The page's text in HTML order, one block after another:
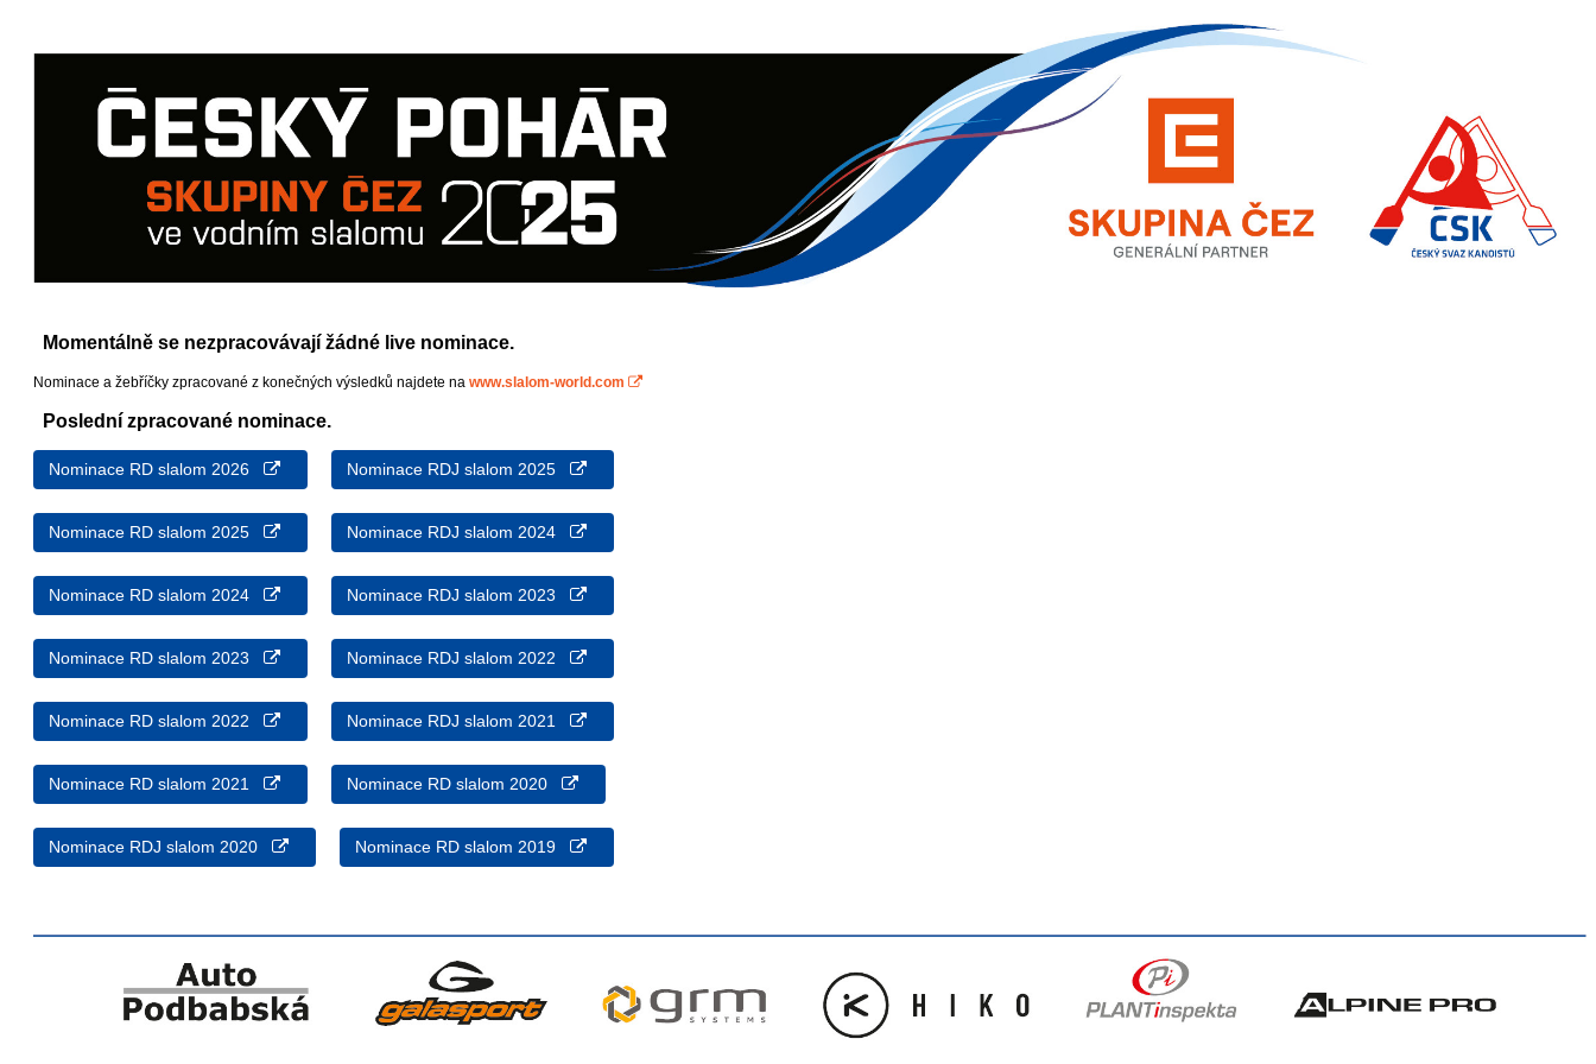
Momentálně se nezpracovávají žádné live nominace.
Nominace a žebříčky zpracované z konečných výsledků najdete na www.slalom-world.com
Poslední zpracované nominace.
Nominace RD slalom 2026 Nominace RDJ slalom 2025
Nominace RD slalom 2025 Nominace RDJ slalom 2024
Nominace RD slalom 2024 Nominace RDJ slalom 2023
Nominace RD slalom 2023 Nominace RDJ slalom 2022
Nominace RD slalom 2022 Nominace RDJ slalom 2021
Nominace RD slalom 2021 Nominace RD slalom 2020
Nominace RDJ slalom 2020 Nominace RD slalom 2019